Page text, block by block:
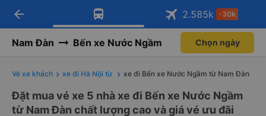
Tải app Vexere ngay!
Nhận ưu đãi thành viên độc
Mở app
Tải app Vexere
-30k/ghế khi đặt vé máy bay qua
Mở app
arrow_back 2.585k -30k
Nam Đàn Bến xe Nước Ngầm Chọn ngày
Vé xe khách xe đi Hà Nội từ xe đi Bến xe Nước Ngầm từ Nam Đàn
Đặt mua vé xe 5 nhà xe đi Bến xe Nước Ngầm
từ Nam Đàn chất lượng cao và giá vé ưu đãi